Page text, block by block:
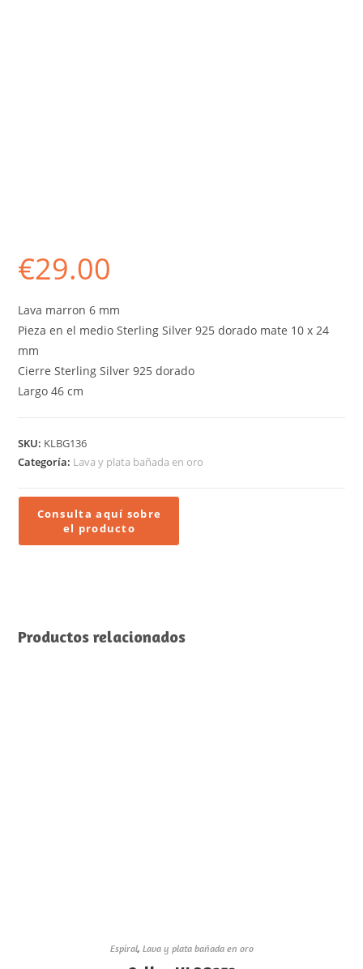
€29.00
Lava marron 6 mm
Pieza en el medio Sterling Silver 925 dorado mate 10 x 24
mm
Cierre Sterling Silver 925 dorado
Largo 46 cm
SKU: KLBG136
Categoría: Lava y plata bañada en oro
Productos relacionados
Espiral, Lava y plata bañada en oro